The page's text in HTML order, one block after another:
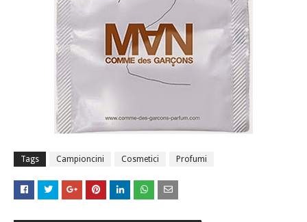
Tags Campioncini Cosmetici Profumi